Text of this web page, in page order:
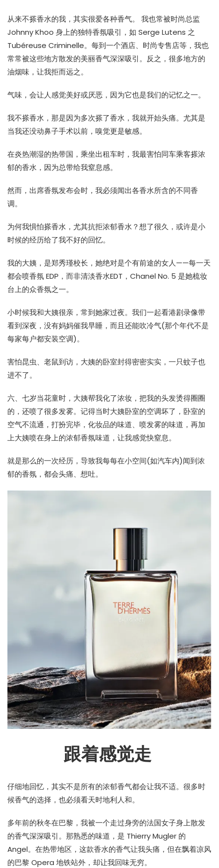
从来不搽香水的我，其实很爱各种香气。 我也常被时尚总监
Johnny Khoo 身上的独特香氛吸引，如 Serge Lutens 之
Tubéreuse Criminelle。每到一个酒店、时尚专售店等，我也
常常被这些地方散发的美丽香气深深吸引。反之，很多地方的
油烟味，让我拒而远之。
气味，会让人感觉美好或厌恶，因为它也是我们的记忆之一。
我不搽香水，那是因为多次搽了香水，我就开始头痛。尤其是
当我还没动鼻子手术以前，嗅觉更是敏感。
在炎热潮湿的热带国，乘坐出租车时，我最害怕同车乘客搽浓
郁的香水，因为总带给我窒息感。
然而，出席香氛发布会时，我必须闻出各香水所含的不同香
调。
为何我惧怕搽香水，尤其抗拒浓郁香水？想了很久，或许是小
时候的经历给了我不好的回忆。
我的大姨，是郑秀瑾校长，她绝对是个有前途的女人——每一天
都会喷香氛 EDP，而非清淡香水EDT，Chanel No. 5 是她梳妆
台上的众香氛之一。
小时候我和大姨很亲，常到她家过夜。我们一起看港剧录像带
看到深夜，没有妈妈催我早睡，而且还能吹冷气(那个年代不是
每家每户都安装空调)。
害怕昆虫、老鼠到访，大姨的卧室封得密密实实，一只蚊子也
进不了。
六、七岁当花童时，大姨帮我化了浓妆，把我的头发烫得圈圈
的，还喷了很多发雾。记得当时大姨卧室的空调坏了，卧室的
空气不流通，打扮完毕，化妆品的味道、喷发雾的味道，再加
上大姨喷在身上的浓郁香氛味道，让我感觉快窒息。
就是那么的一次经历，导致我每每在小空间(如汽车内)闻到浓
郁的香氛，都会头痛、想吐。
跟着感觉走
仔细地回忆，其实不是所有的浓郁香气都会让我不适。很多时
候香气的选择，也必须看天时地利人和。
多年前的秋冬在巴黎，我被一个走过身旁的法国女子身上散发
的香气深深吸引。那熟悉的味道，是 Thierry Mugler 的
Angel。在热带地区，这款香水的香气让我头痛，但在飘着凉风
的巴黎 Opera 地铁站外，却让我回味无穷。